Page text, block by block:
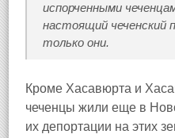
испорченными
настоящий чеченский
только они.
Кроме Хасавюрта и
чеченцы жили еще в
их депортации на этих